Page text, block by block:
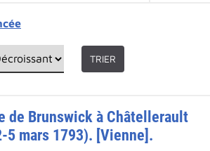
TRIER
de Brunswick à Châtellerault
5 mars 1793). [Vienne].